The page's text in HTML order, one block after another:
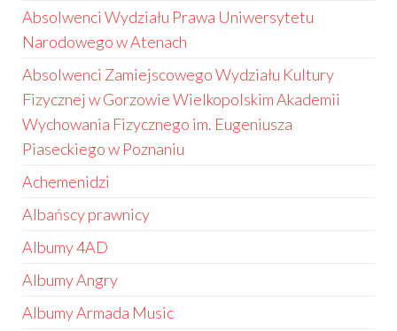
Absolwenci Wydziału Prawa Uniwersytetu
Narodowego w Atenach
Absolwenci Zamiejscowego Wydziału Kultury
Fizycznej w Gorzowie Wielkopolskim Akademii
Wychowania Fizycznego im. Eugeniusza
Piaseckiego w Poznaniu
Achemenidzi
Albańscy prawnicy
Albumy 4AD
Albumy Angry
Albumy Armada Music